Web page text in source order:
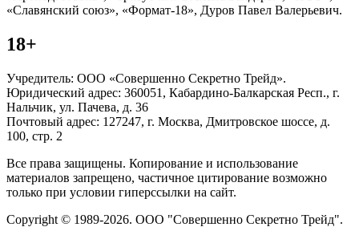
«Славянский союз», «Формат-18», Дуров Павел Валерьевич.
18+
Учредитель: ООО «Совершенно Секретно Трейд».
Юридический адрес: 360051, Кабардино-Балкарская Респ., г.
Нальчик, ул. Пачева, д. 36
Почтовый адрес: 127247, г. Москва, Дмитровское шоссе, д.
100, стр. 2
Все права защищены. Копирование и использование
материалов запрещено, частичное цитирование возможно
только при условии гиперссылки на сайт.
Copyright © 1989-2026. ООО "Совершенно Секретно Трейд".